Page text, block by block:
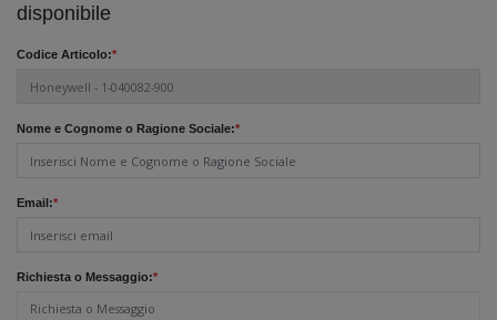
disponibile
Codice Articolo:*
Nome e Cognome o Ragione Sociale:*
Email:*
Richiesta o Messaggio:*